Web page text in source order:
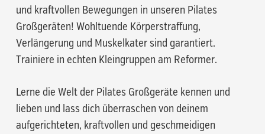
und kraftvollen Bewegungen in unseren Pilates
Großgeräten! Wohltuende Körperstraffung,
Verlängerung und Muskelkater sind garantiert.
Trainiere in echten Kleingruppen am Reformer.
Lerne die Welt der Pilates Großgeräte kennen und
lieben und lass dich überraschen von deinem
aufgerichteten, kraftvollen und geschmeidigen